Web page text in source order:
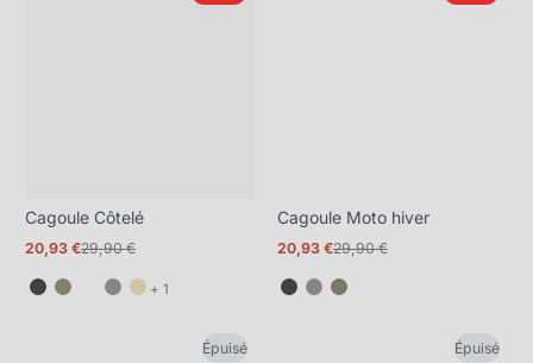
Cagoule Côtelé
Prix
20,93 €
Prix
29,90 €
+ 1
Cagoule Moto hiver
Prix
20,93 €
Prix
29,90 €
Épuisé Épuisé